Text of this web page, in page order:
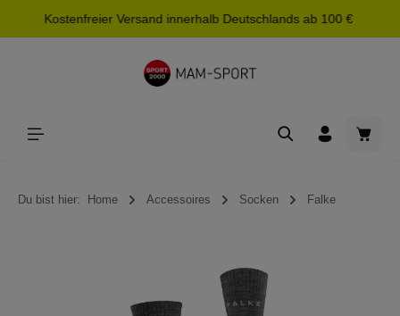
springen
Kostenfreier Versand innerhalb Deutschlands ab 100 €
Du bist hier: Home Accessoires Socken Falke